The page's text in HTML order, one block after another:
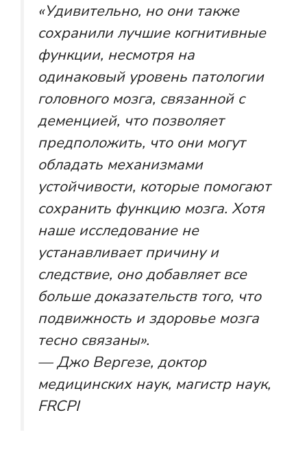
«Удивительно, но они также
сохранили лучшие когнитивные
функции, несмотря на
одинаковый уровень патологии
головного мозга, связанной с
деменцией, что позволяет
предположить, что они могут
обладать механизмами
устойчивости, которые помогают
сохранить функцию мозга. Хотя
наше исследование не
устанавливает причину и
следствие, оно добавляет все
больше доказательств того, что
подвижность и здоровье мозга
тесно связаны».
— Джо Вергезе, доктор
медицинских наук, магистр наук,
FRCPI